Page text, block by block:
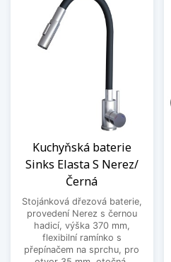
Kuchyňská baterie
Sinks Elasta S Nerez/
Černá
Stojánková dřezová baterie,
provedení Nerez s černou
hadicí, výška 370 mm,
flexibilní ramínko s
přepínačem na sprchu, pro